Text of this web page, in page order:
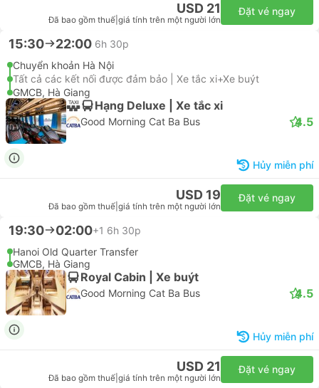
USD 21
Đã bao gồm thuế giá tính trên một người lớn
Đặt vé ngay
15:30 22:00 6h 30p
Chuyển khoản Hà Nội
Tất cả các kết nối được đảm bảo | Xe tắc xi+Xe buýt
GMCB, Hà Giang
Hạng Deluxe | Xe tắc xi
Good Morning Cat Ba Bus 4.5
Hủy miễn phí
USD 19
Đã bao gồm thuế giá tính trên một người lớn
Đặt vé ngay
19:30 02:00+1 6h 30p
Hanoi Old Quarter Transfer
GMCB, Hà Giang
Royal Cabin | Xe buýt
Good Morning Cat Ba Bus 4.5
Hủy miễn phí
USD 21
Đã bao gồm thuế giá tính trên một người lớn
Đặt vé ngay